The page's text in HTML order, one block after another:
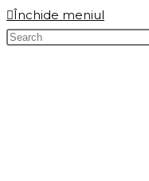
Închide meniul